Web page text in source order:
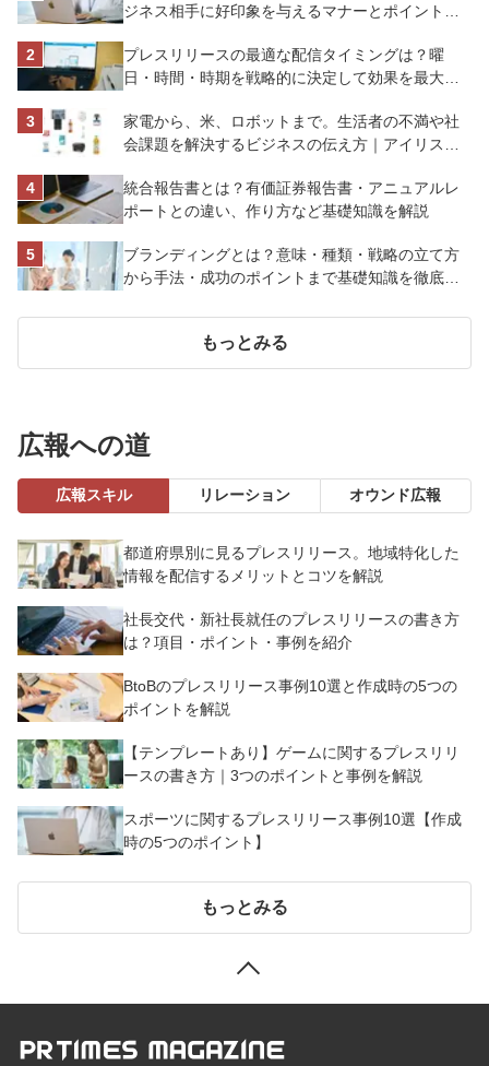
ジネス相手に好印象を与えるマナーとポイントを
プレスリリースの最適な配信タイミングは？曜
日・時間・時期を戦略的に決定して効果を最大化
家電から、米、ロボットまで。生活者の不満や社
会課題を解決するビジネスの伝え方｜アイリスオ
統合報告書とは？有価証券報告書・アニュアルレ
ポートとの違い、作り方など基礎知識を解説
ブランディングとは？意味・種類・戦略の立て方
から手法・成功のポイントまで基礎知識を徹底解
もっとみる
広報への道
広報スキル リレーション オウンド広報
都道府県別に見るプレスリリース。地域特化した
情報を配信するメリットとコツを解説
社長交代・新社長就任のプレスリリースの書き方
は？項目・ポイント・事例を紹介
BtoBのプレスリリース事例10選と作成時の5つの
ポイントを解説
【テンプレートあり】ゲームに関するプレスリリ
ースの書き方｜3つのポイントと事例を解説
スポーツに関するプレスリリース事例10選【作成
時の5つのポイント】
もっとみる